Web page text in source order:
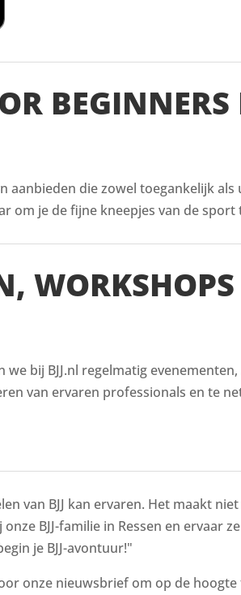
aanbieden die zowel toegankelijk
om je de fijne kneepjes van de
bij BJJ.nl regelmatig
van ervaren professionals en te
van BJJ kan ervaren. Het maakt
BJJ-familie in Ressen en ervaar
je BJJ-avontuur!"
onze nieuwsbrief om op de hoogte